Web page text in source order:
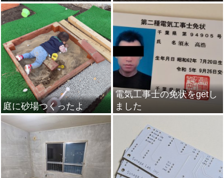
庭に砂場つくったよ
電気工事士の免状をgetし
ました